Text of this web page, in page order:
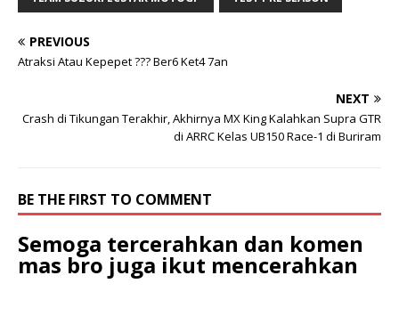
PREVIOUS
Atraksi Atau Kepepet ??? Ber6 Ket4 7an
NEXT
Crash di Tikungan Terakhir, Akhirnya MX King Kalahkan Supra GTR
di ARRC Kelas UB150 Race-1 di Buriram
BE THE FIRST TO COMMENT
Semoga tercerahkan dan komen
mas bro juga ikut mencerahkan